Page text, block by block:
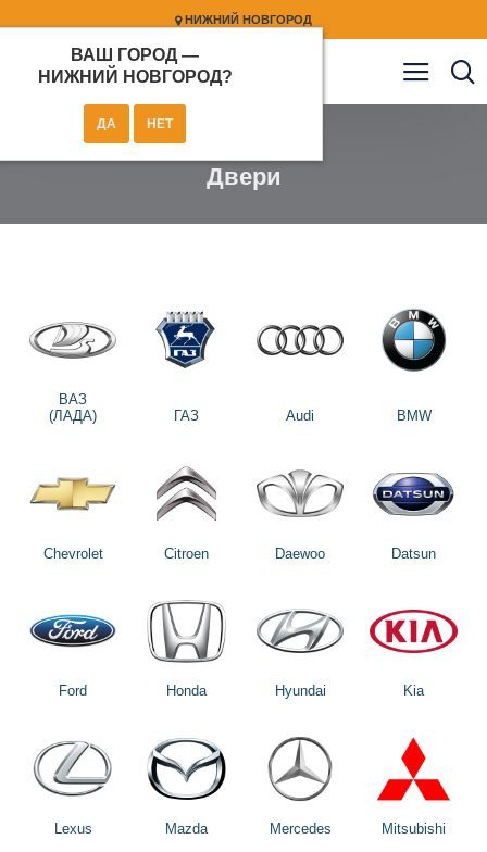
НИЖНИЙ НОВГОРОД
ВАШ ГОРОД —
НИЖНИЙ НОВГОРОД?
Двери
ВАЗ
(ЛАДА)
ГАЗ Audi BMW
Chevrolet Citroen Daewoo Datsun
Ford Honda Hyundai Kia
Lexus Mazda Mercedes Mitsubishi